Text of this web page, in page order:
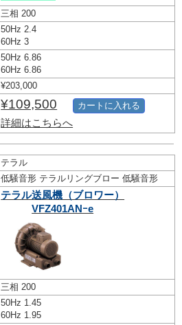
三相 200
50Hz 2.4
60Hz 3
50Hz 6.86
60Hz 6.86
¥203,000
¥109,500
詳細はこちらへ
カートに入れる
テラル
低騒音形 テラルリングブロー 低騒音形
テラル送風機（ブロワー）
VFZ401ANｰe
三相 200
50Hz 1.45
60Hz 1.95